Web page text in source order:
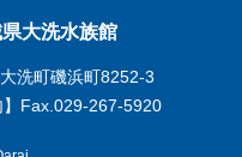
大洗水族館
洗町磯浜町8252-3
】Fax.029-267-5920